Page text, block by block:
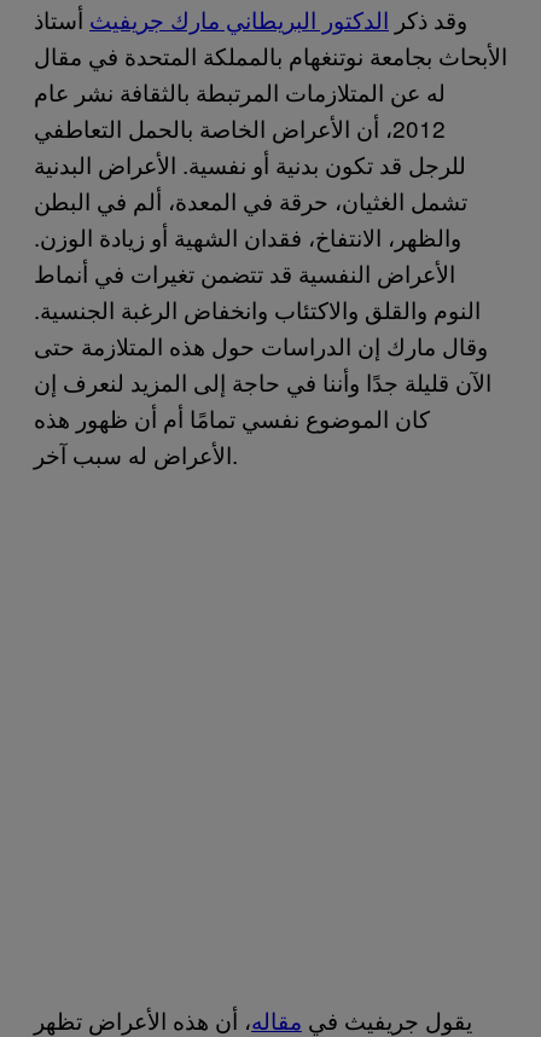
وقد ذكر الدكتور البريطاني مارك جريفيث أستاذ
الأبحاث بجامعة نوتنغهام بالمملكة المتحدة في مقال
له عن المتلازمات المرتبطة بالثقافة نشر عام
2012، أن الأعراض الخاصة بالحمل التعاطفي
للرجل قد تكون بدنية أو نفسية. الأعراض البدنية
تشمل الغثيان، حرقة في المعدة، ألم في البطن
والظهر، الانتفاخ، فقدان الشهية أو زيادة الوزن.
الأعراض النفسية قد تتضمن تغيرات في أنماط
النوم والقلق والاكتئاب وانخفاض الرغبة الجنسية.
وقال مارك إن الدراسات حول هذه المتلازمة حتى
الآن قليلة جدًا وأننا في حاجة إلى المزيد لنعرف إن
كان الموضوع نفسي تمامًا أم أن ظهور هذه
الأعراض له سبب آخر.
يقول جريفيث في مقاله، أن هذه الأعراض تظهر